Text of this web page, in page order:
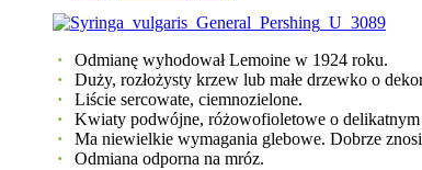
Odmianę wyhodował Lemoine w 1924 roku.
Duży, rozłożysty krzew lub małe drzewko o
Liście sercowate, ciemnozielone.
Kwiaty podwójne, różowofioletowe o delikatnym
Ma niewielkie wymagania glebowe. Dobrze
Odmiana odporna na mróz.